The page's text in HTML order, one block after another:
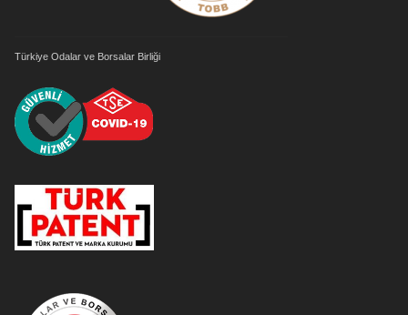
Türkiye Odalar ve Borsalar Birliği